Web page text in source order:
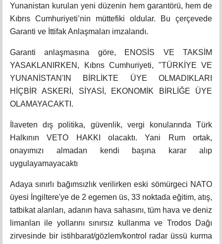
Yunanistan kurulan yeni düzenin hem garantörü, hem de
Kıbrıs Cumhuriyeti’nin müttefiki oldular. Bu çerçevede
Garanti ve İttifak Anlaşmaları imzalandı.
Garanti anlaşmasına göre, ENOSİS VE TAKSİM
YASAKLANIRKEN, Kıbrıs Cumhuriyeti, "TÜRKİYE VE
YUNANİSTAN'IN BİRLİKTE ÜYE OLMADIKLARI
HİÇBİR ASKERİ, SİYASİ, EKONOMİK BİRLİĞE ÜYE
OLAMAYACAKTI.
İlaveten dış politika, güvenlik, vergi konularında Türk
Halkının VETO HAKKI olacaktı. Yani Rum ortak,
onayımızı almadan kendi başına karar alıp
uygulayamayacaktı
Adaya sınırlı bağımsızlık verilirken eski sömürgeci NATO
üyesi İngiltere'ye de 2 egemen üs, 33 noktada eğitim, atış,
tatbikat alanları, adanın hava sahasını, tüm hava ve deniz
limanları ile yollarını sınırsız kullanma ve Trodos Dağı
zirvesinde bir istihbarat/gözlem/kontrol radar üssü kurma